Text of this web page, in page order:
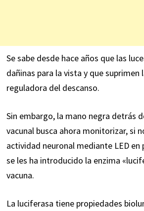
Se sabe desde hace años que las
dañinas para la vista y que suprimen
reguladora del descanso.
Sin embargo, la mano negra detrás
vacunal busca ahora monitorizar, si
actividad neuronal mediante LED en
se les ha introducido la enzima
vacuna.
La luciferasa tiene propiedades